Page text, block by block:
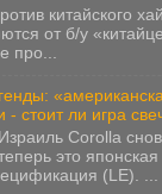
китайского
от б/у
про...
стоит ли игра
Corolla
это японская
(LE). ...